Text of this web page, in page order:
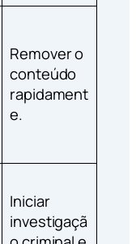
Remover o
conteúdo
rapidament
e.
Iniciar
investigaçã